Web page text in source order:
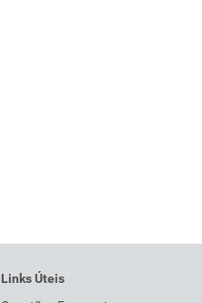
Links Úteis